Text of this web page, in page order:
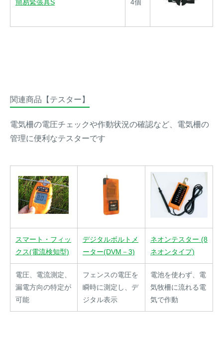
簡易緊張具S 4個
関連商品【テスター】
電気柵の電圧チェックや作動状況の確認など、電気柵の
管理に便利なテスターです
スマート・フィッ
クス(電流検知型)
デジタルボルトメ
ーター(DVM－3)
ネオンテスター (8
ネオンタイプ)
電圧、電流測定、
漏電方向の特定が
可能
フェンスの電圧を
瞬時に測定し、デ
ジタル表示
電池を使わず、電
気牧柵に流れる電
気で作動